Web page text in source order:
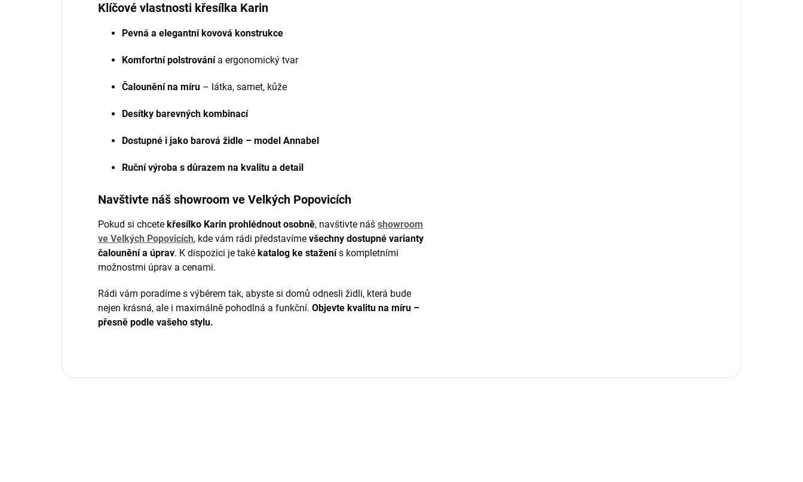
Klíčové vlastnosti křesílka Karin
Pevná a elegantní kovová konstrukce
Komfortní polstrovánía ergonomický tvar
Čalounění na míru – látka, samet, kůže
Desítky barevných kombinací
Dostupné i jako barová židle – model Annabel
Ruční výroba s důrazem na kvalitu a detail
Navštivte náš showroom ve Velkých Popovicích
Pokud si chcete křesílko Karin prohlédnout osobně, navštivte náš showroom
ve Velkých Popovicích, kde vám rádi představíme všechny dostupné varianty
čalounění a úprav. K dispozici je také katalog ke staženís kompletními
možnostmi úprav a cenami.
Rádi vám poradíme s výběrem tak, abyste si domů odnesli židli, která bude
nejen krásná, ale i maximálně pohodlná a funkční. Objevte kvalitu na míru –
přesně podle vašeho stylu.